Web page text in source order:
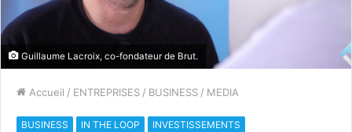
Guillaume Lacroix, co-fondateur de Brut.
Accueil / ENTREPRISES / BUSINESS / MEDIA
BUSINESS IN THE LOOP
INVESTISSEMENTS